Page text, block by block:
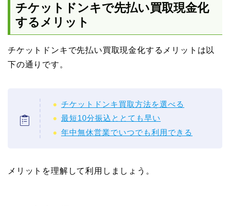
チケットドンキで先払い買取現金化
するメリット
チケットドンキで先払い買取現金化するメリットは以
下の通りです。
チケットドンキ買取方法を選べる
最短10分振込ととても早い
年中無休営業でいつでも利用できる
メリットを理解して利用しましょう。